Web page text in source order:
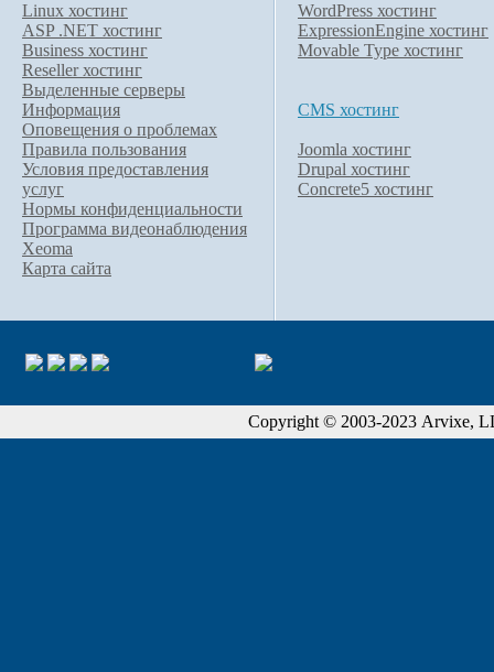
Linux хостинг
ASP .NET хостинг
Business хостинг
Reseller хостинг
Выделенные серверы
Информация
Оповещения о проблемах
Правила пользования
Условия предоставления
услуг
Нормы конфиденциальности
Программа видеонаблюдения
Xeoma
Карта сайта
WordPress хостинг
ExpressionEngine хостинг
Movable Type хостинг
CMS хостинг
Joomla хостинг
Drupal хостинг
Concrete5 хостинг
Copyright © 2003-2023 Arvixe,